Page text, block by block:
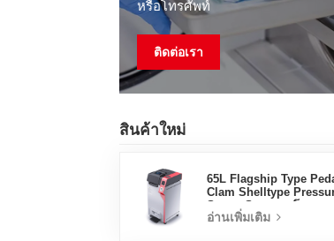
หรือโทรศัพท์
ติดต่อเรา
สินค้าใหม่
65L Flagship Type
Clam Shelltype
Steam Steamer โรงงาน
ขายตรงโรงงานในประเทศ
อ่านเพิ่มเติม